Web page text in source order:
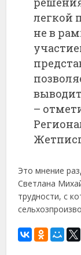
легкой
не в
–
Это мнение
Светлана
трудности, с